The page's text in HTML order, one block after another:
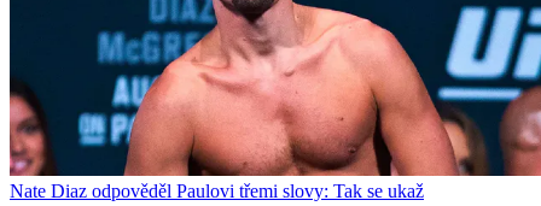
Nate Diaz odpověděl Paulovi třemi slovy: Tak se ukaž